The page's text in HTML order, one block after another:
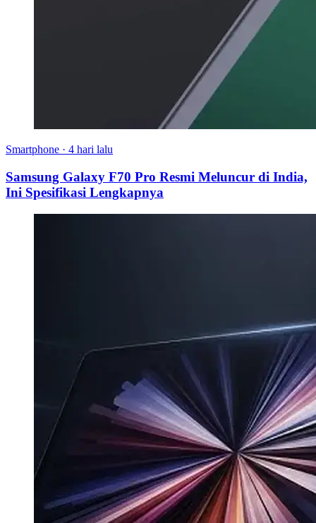
Smartphone · 4 hari lalu
Samsung Galaxy F70 Pro Resmi Meluncur di India,
Ini Spesifikasi Lengkapnya